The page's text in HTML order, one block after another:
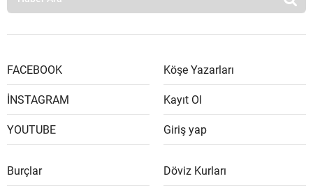
FACEBOOK
İNSTAGRAM
YOUTUBE
Köşe Yazarları
Kayıt Ol
Giriş yap
Burçlar Döviz Kurları